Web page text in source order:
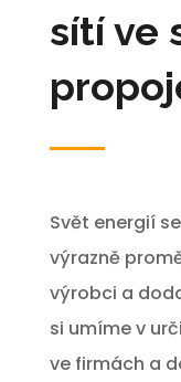
sítí ve
Svět energií
výrazně
výrobci a
si umíme v
ve firmách a